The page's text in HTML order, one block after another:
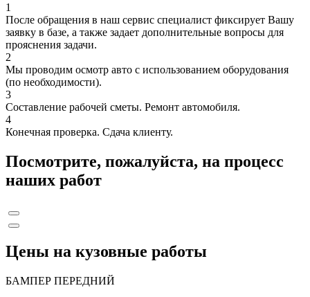
1
После обращения в наш сервис специалист фиксирует Вашу
заявку в базе, а также задает дополнительные вопросы для
прояснения задачи.
2
Мы проводим осмотр авто с использованием оборудования
(по необходимости).
3
Составление рабочей сметы. Ремонт автомобиля.
4
Конечная проверка. Сдача клиенту.
Посмотрите, пожалуйста, на процесс
наших работ
Цены на кузовные работы
БАМПЕР ПЕРЕДНИЙ